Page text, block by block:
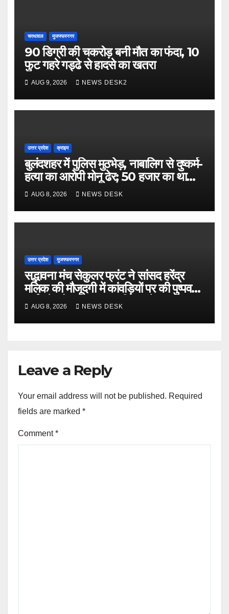
चरथावल मुजफ्फरनगर
90 डिग्री की चकरोड़ बनी मौत का फंदा, 10
फुट गहरे गड्ढे से हादसे का खतरा
AUG 9, 2026 NEWS DESK2
उत्तर प्रदेश क्राइम
बुलंदशहर में पुलिस मुठभेड़, नाबालिग से दुष्कर्म-
हत्या का आरोपी मोनू ढेर; 50 हजार का था
इनाम
AUG 8, 2026 NEWS DESK
उत्तर प्रदेश मुजफ्फरनगर
सद्भावना मंच सेकुलर फ्रंट ने सांसद हरेंद्र
मलिक की मौजूदगी में कांवड़ियों पर की पुष्पवर्षा,
भाईचारे और सद्भावना का दिया संदेश
AUG 8, 2026 NEWS DESK
Leave a Reply
Your email address will not be published. Required
fields are marked *
Comment*